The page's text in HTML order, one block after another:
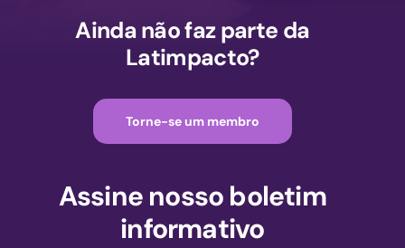
Ainda não faz parte da
Latimpacto?
Torne-se um membro
Assine nosso boletim
informativo